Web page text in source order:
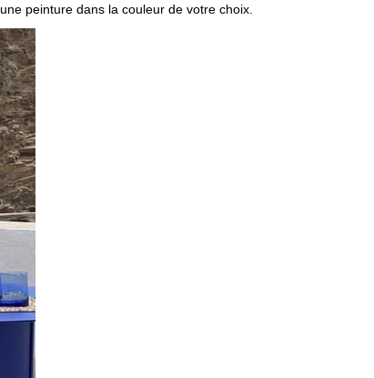
peinture dans la couleur de votre choix.